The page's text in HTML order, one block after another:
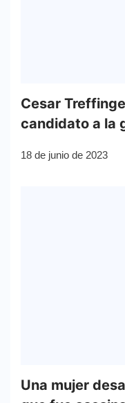
Cesar
candidato a la
18 de junio de 2023
Una mujer